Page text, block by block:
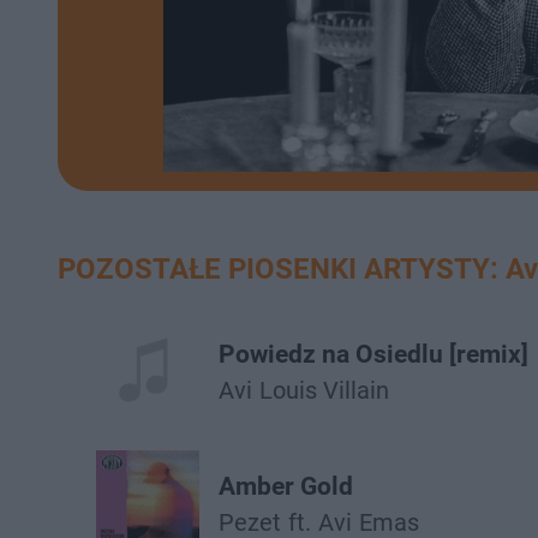
POZOSTAŁE PIOSENKI ARTYSTY:
Powiedz na Osiedlu [remix]
Avi Louis Villain
Amber Gold
Pezet ft. Avi Emas